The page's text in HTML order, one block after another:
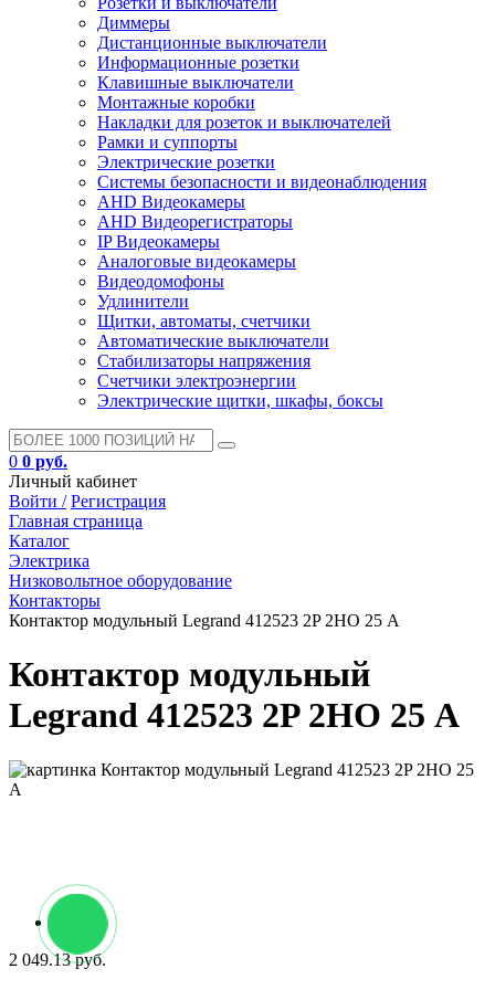
Диммеры
Дистанционные выключатели
Информационные розетки
Клавишные выключатели
Монтажные коробки
Накладки для розеток и выключателей
Рамки и суппорты
Электрические розетки
Системы безопасности и видеонаблюдения
AHD Видеокамеры
AHD Видеорегистраторы
IP Видеокамеры
Аналоговые видеокамеры
Видеодомофоны
Удлинители
Щитки, автоматы, счетчики
Автоматические выключатели
Стабилизаторы напряжения
Счетчики электроэнергии
Электрические щитки, шкафы, боксы
0 0 руб.
Личный кабинет
Войти / Регистрация
Главная страница
Каталог
Электрика
Низковольтное оборудование
Контакторы
Контактор модульный Legrand 412523 2P 2НО 25 А
Контактор модульный
Legrand 412523 2P 2НО 25 А
2 049.13 руб.